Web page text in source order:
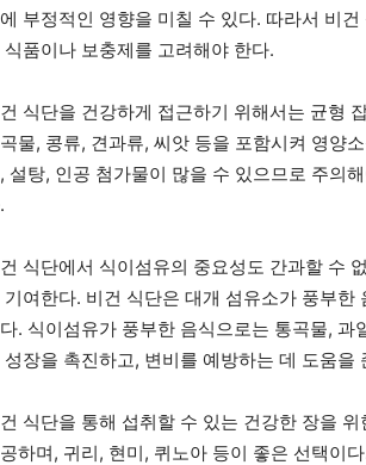
부정적인 영향을 미칠 수 있다. 따라서 비
식품이나 보충제를 고려해야 한다.
식단을 건강하게 접근하기 위해서는 균형
물, 콩류, 견과류, 씨앗 등을 포함시켜 영양
설탕, 인공 첨가물이 많을 수 있으므로 주의
식단에서 식이섬유의 중요성도 간과할 수
기여한다. 비건 식단은 대개 섬유소가 풍부
. 식이섬유가 풍부한 음식으로는 통곡물,
성장을 촉진하고, 변비를 예방하는 데 도움을
식단을 통해 섭취할 수 있는 건강한 장을
하며, 귀리, 현미, 퀴노아 등이 좋은 선택이